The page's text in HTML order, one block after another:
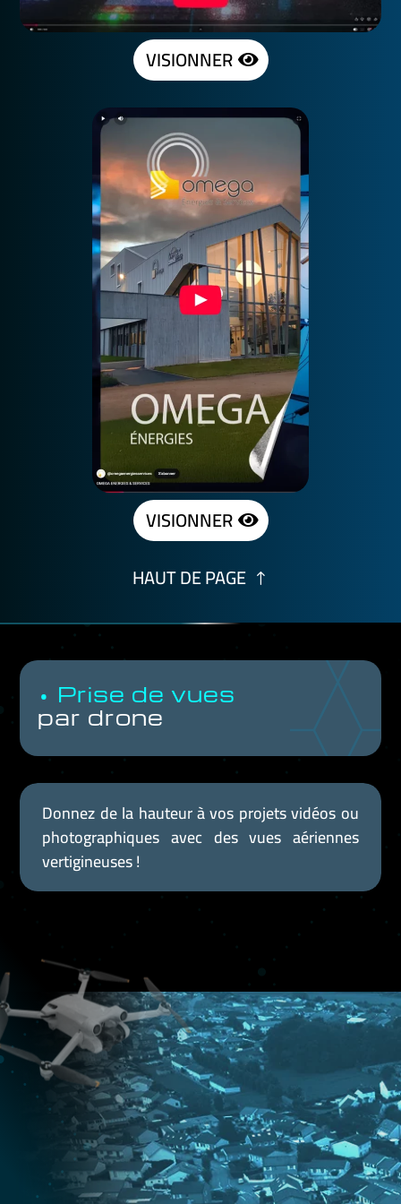
VISIONNER
VISIONNER
HAUT DE PAGE
• Prise de vues
par drone
Donnez de la hauteur à vos projets vidéos ou
photographiques avec des vues aériennes
vertigineuses !